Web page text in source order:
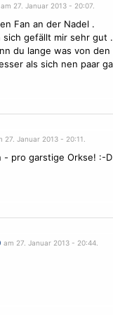
27. Januar 2013 - 20:07.
Fan an der Nadel .
sich gefällt mir sehr gut .
du lange was von
als sich nen paar
27. Januar 2013 - 20:11.
- pro garstige Orkse! :-D
am 27. Januar 2013 - 20:44.